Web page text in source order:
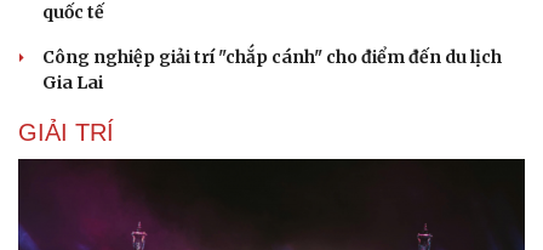
Cải chính
quốc tế
Công nghiệp giải trí "chắp cánh" cho điểm đến du lịch
Gia Lai
GIẢI TRÍ